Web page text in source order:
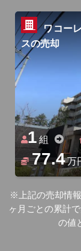
ワコー
スの売却
1 組
77.4万
※上記の売却情
ヶ月ごとの累計
の値